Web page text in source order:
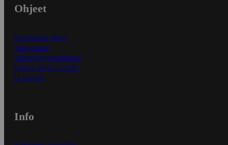
Ohjeet
Ensitilaajan ohjeet
Näin maksat
Näin tilaat ja muokkaat
Kaikki ohjeet ja vinkit
In English
Info